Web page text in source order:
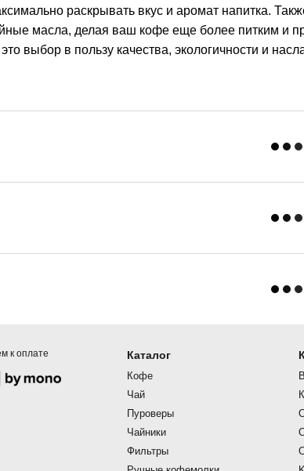
раскрывать вкус и аромат напитка.
масла, делая ваш кофе еще более питким и
выбор в пользу качества, экологичности и
к оплате Каталог
Кофе
Чай
Пуроверы
Чайники
Фильтры